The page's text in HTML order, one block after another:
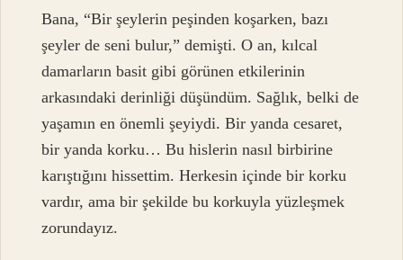
Bana, “Bir şeylerin peşinden koşarken, bazı
şeyler de seni bulur,” demişti. O an, kılcal
damarların basit gibi görünen etkilerinin
arkasındaki derinliği düşündüm. Sağlık, belki de
yaşamın en önemli şeyiydi. Bir yanda cesaret,
bir yanda korku… Bu hislerin nasıl birbirine
karıştığını hissettim. Herkesin içinde bir korku
vardır, ama bir şekilde bu korkuyla yüzleşmek
zorundayız.